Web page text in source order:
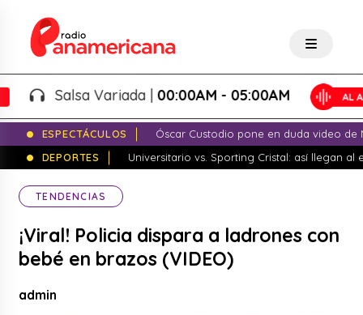
Salsa Variada |00:00AM - 05:00AM
ESPECTÁCULOS
Óscar Custodio pone en duda video de
DEPORTES
Universitario vs. Sporting Cristal: así llegan al
TENDENCIAS
¡Viral! Policia dispara a ladrones con
bebé en brazos (VIDEO)
admin